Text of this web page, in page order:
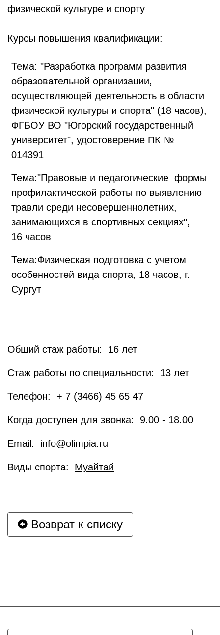
физической культуре и спорту
Курсы повышения квалификации:
Тема: "Разработка программ развития
образовательной организации,
осуществляющей деятельность в области
физической культуры и спорта" (18 часов),
ФГБОУ ВО "Югорский государственный
университет", удостоверение ПК №
014391
Тема:"Правовые и педагогические формы
профилактической работы по выявлению
травли среди несовершеннолетних,
занимающихся в спортивных секциях",
16 часов
Тема:Физическая подготовка с учетом
особенностей вида спорта, 18 часов, г.
Сургут
Общий стаж работы: 16 лет
Стаж работы по специальности: 13 лет
Телефон: + 7 (3466) 45 65 47
Когда доступен для звонка: 9.00 - 18.00
Email: info@olimpia.ru
Виды спорта: Муайтай
Возврат к списку